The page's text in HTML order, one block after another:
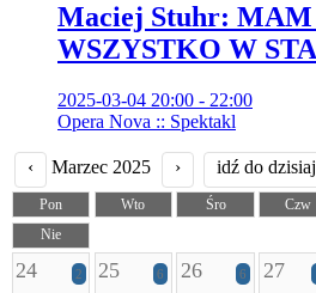
Maciej Stuhr:
WSZYSTKO W
2025-03-04 20:00 - 22:00
Opera Nova :: Spektakl
‹ Marzec 2025 › idź do dzisiaj
Pon Wto Śro Czw
Nie
24 2 25 6 26 6 27